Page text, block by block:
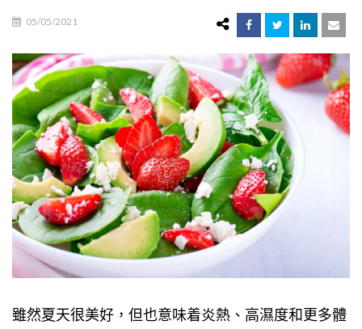
05/05/2021
雖然夏天很美好，但也意味着炎熱、高濕度和更多體